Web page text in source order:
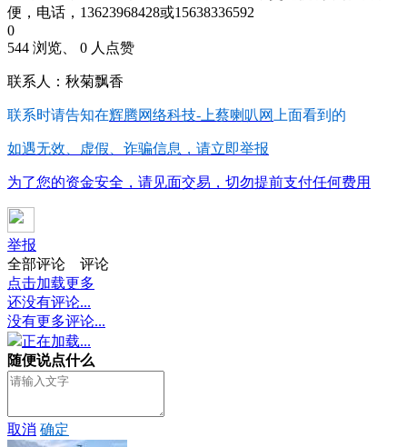
便，电话，13623968428或15638336592
0
544 浏览、 0 人点赞
联系人：秋菊飘香
联系时请告知在辉腾网络科技-上蔡喇叭网 上面看到的
如遇无效、虚假、诈骗信息，请立即举报
为了您的资金安全，请见面交易，切勿提前支付任何费用
举报
全部评论
评论
点击加载更多
还没有评论...
没有更多评论...
正在加载...
随便说点什么
取消 确定